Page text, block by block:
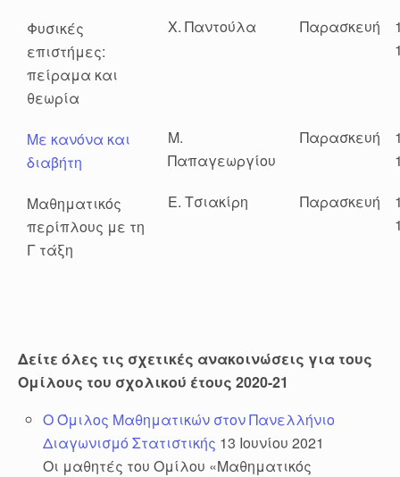
Φυσικές
επιστήμες:
πείραμα και
θεωρία
Χ. Παντούλα Παρασκευή
Με κανόνα και
διαβήτη
Μ.
Παπαγεωργίου
Παρασκευή
Μαθηματικός
περίπλους με τη
Γ τάξη
Ε. Τσιακίρη Παρασκευή
Δείτε όλες τις σχετικές ανακοινώσεις για τους
Ομίλους του σχολικού έτους 2020-21
Ο Όμιλος Μαθηματικών στον Πανελλήνιο
Διαγωνισμό Στατιστικής 13 Ιουνίου 2021
Οι μαθητές του Ομίλου «Μαθηματικός